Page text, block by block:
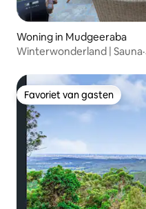
Woning in Mudgeeraba
Winterwonderland |
Favoriet van gasten
Favoriet van gasten